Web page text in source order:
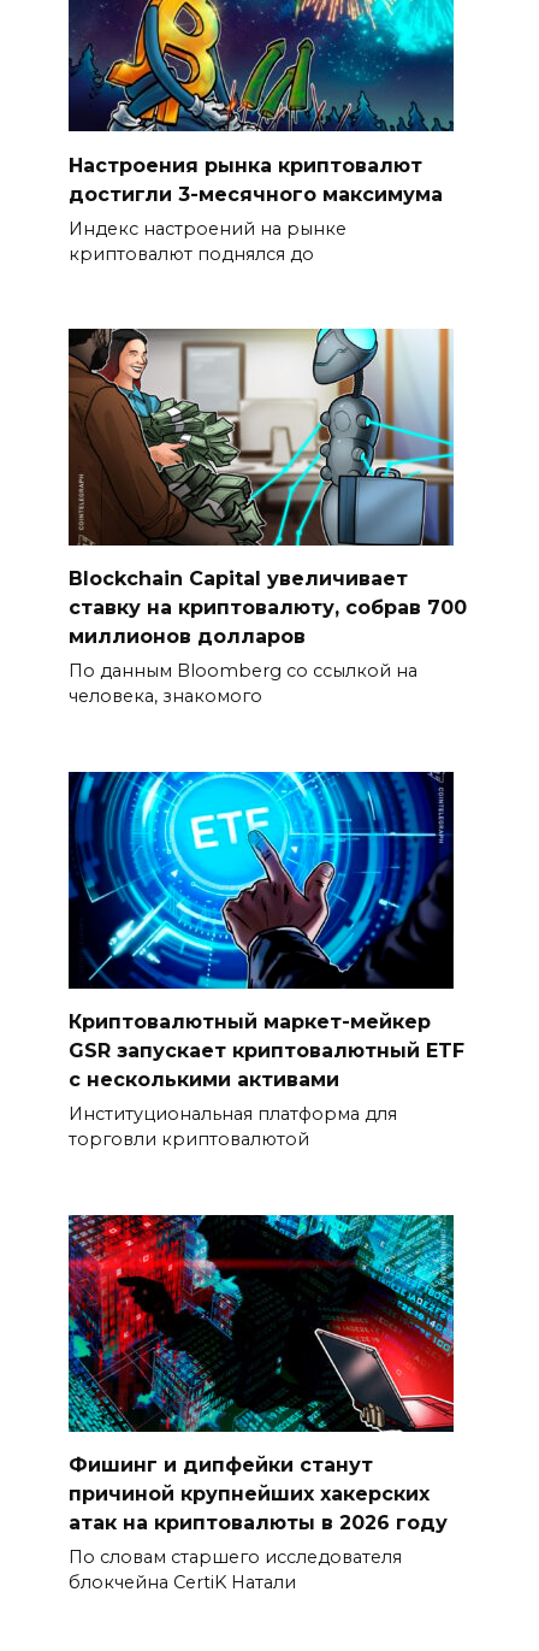
Настроения рынка криптовалют
достигли 3-месячного максимума
Индекс настроений на рынке
криптовалют поднялся до
Blockchain Capital увеличивает
ставку на криптовалюту, собрав 700
миллионов долларов
По данным Bloomberg со ссылкой на
человека, знакомого
Криптовалютный маркет-мейкер
GSR запускает криптовалютный ETF
с несколькими активами
Институциональная платформа для
торговли криптовалютой
Фишинг и дипфейки станут
причиной крупнейших хакерских
атак на криптовалюты в 2026 году
По словам старшего исследователя
блокчейна CertiK Натали